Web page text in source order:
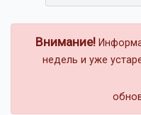
Внимание!
недель и уже